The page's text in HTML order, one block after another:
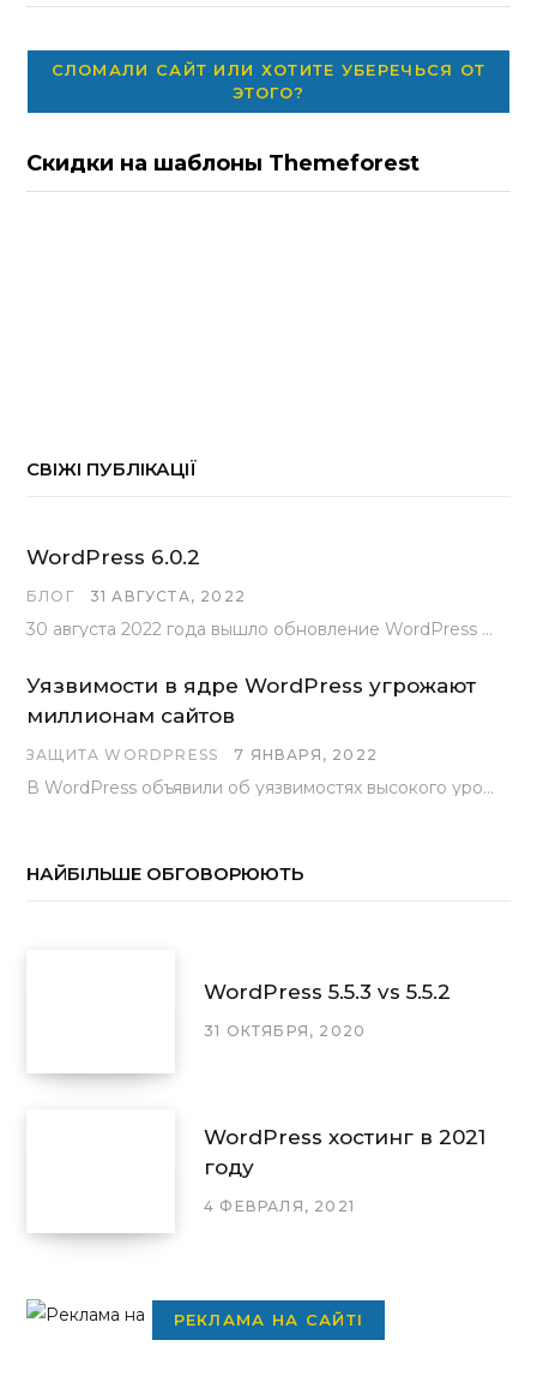
СЛОМАЛИ САЙТ ИЛИ ХОТИТЕ УБЕРЕЧЬСЯ ОТ
ЭТОГО?
Скидки на шаблоны Themeforest
СВІЖІ ПУБЛІКАЦІЇ
WordPress 6.0.2
БЛОГ 31 АВГУСТА, 2022
30 августа 2022 года вышло обновление WordPress под номером 6.0.2 . Эта версия доступна для скачивания с сайта wordpress.org…
Уязвимости в ядре WordPress угрожают
миллионам сайтов
ЗАЩИТА WORDPRESS 7 ЯНВАРЯ, 2022
В WordPress объявили об уязвимостях высокого уровня, найденных основной командой разработчиков. В сообщении говорится, что…
НАЙБІЛЬШЕ ОБГОВОРЮЮТЬ
WordPress 5.5.3 vs 5.5.2
31 ОКТЯБРЯ, 2020
WordPress хостинг в 2021
году
4 ФЕВРАЛЯ, 2021
РЕКЛАМА НА САЙТІ